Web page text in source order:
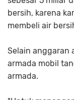
bersih, karena
membeli air
Selain anggaran
armada mobil
armada.